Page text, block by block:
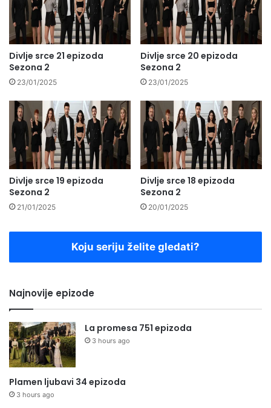
Divlje srce 21 epizoda
Sezona 2
23/01/2025
Divlje srce 20 epizoda
Sezona 2
23/01/2025
Divlje srce 19 epizoda
Sezona 2
21/01/2025
Divlje srce 18 epizoda
Sezona 2
20/01/2025
Koju seriju želite gledati?
Najnovije epizode
La promesa 751 epizoda
3 hours ago
Plamen ljubavi 34 epizoda
3 hours ago